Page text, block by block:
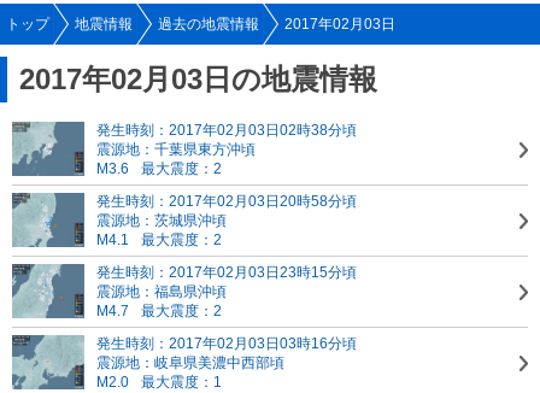
トップ 地震情報 過去の地震情報 2017年02月03日
2017年02月03日の地震情報
発生時刻：2017年02月03日02時38分頃
震源地：千葉県東方沖頃
M3.6
最大震度：2
発生時刻：2017年02月03日20時58分頃
震源地：茨城県沖頃
M4.1
最大震度：2
発生時刻：2017年02月03日23時15分頃
震源地：福島県沖頃
M4.7
最大震度：2
発生時刻：2017年02月03日03時16分頃
震源地：岐阜県美濃中西部頃
M2.0
最大震度：1